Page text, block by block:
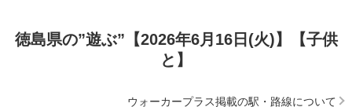
徳島県の”遊ぶ”【2026年6月16日(火)】【子供
と】
ウォーカープラス掲載の駅・路線について